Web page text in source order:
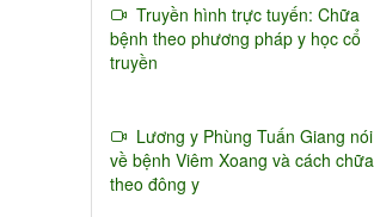
Truyền hình trực tuyến: Chữa
bệnh theo phương pháp y học cổ
truyền
Lương y Phùng Tuấn Giang nói
về bệnh Viêm Xoang và cách chữa
theo đông y